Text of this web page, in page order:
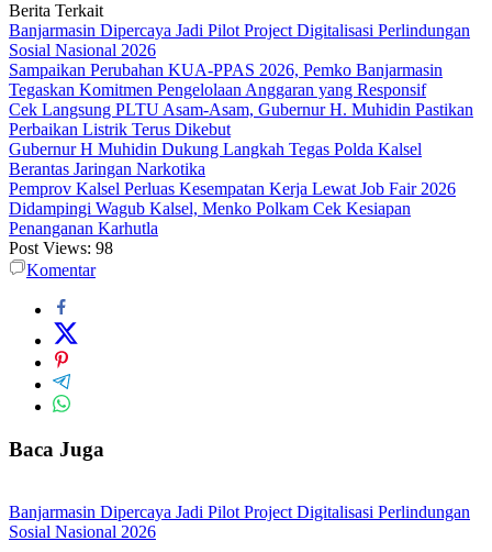
Berita Terkait
Banjarmasin Dipercaya Jadi Pilot Project Digitalisasi Perlindungan
Sosial Nasional 2026
Sampaikan Perubahan KUA-PPAS 2026, Pemko Banjarmasin
Tegaskan Komitmen Pengelolaan Anggaran yang Responsif
Cek Langsung PLTU Asam-Asam, Gubernur H. Muhidin Pastikan
Perbaikan Listrik Terus Dikebut
Gubernur H Muhidin Dukung Langkah Tegas Polda Kalsel
Berantas Jaringan Narkotika
Pemprov Kalsel Perluas Kesempatan Kerja Lewat Job Fair 2026
Didampingi Wagub Kalsel, Menko Polkam Cek Kesiapan
Penanganan Karhutla
Post Views: 98
Komentar
Baca Juga
Banjarmasin Dipercaya Jadi Pilot Project Digitalisasi Perlindungan
Sosial Nasional 2026